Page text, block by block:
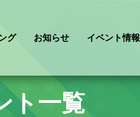
グ
お知らせ イベント情報
ト一覧